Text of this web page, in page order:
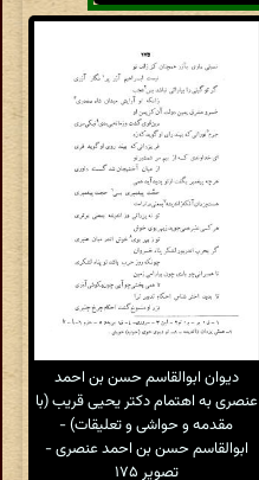
دیوان ابوالقاسم حسن بن احمد
عنصری به اهتمام دکتر یحیی قریب (با
مقدمه و حواشی و تعلیقات) -
ابوالقاسم حسن بن احمد عنصری -
تصویر ۱۷۵